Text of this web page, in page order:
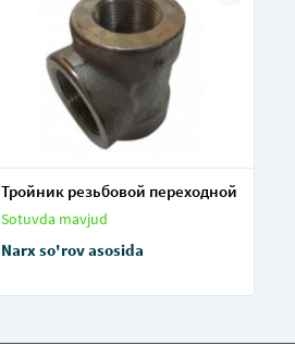
Тройник резьбовой переходной
Sotuvda mavjud
Narx so'rov asosida